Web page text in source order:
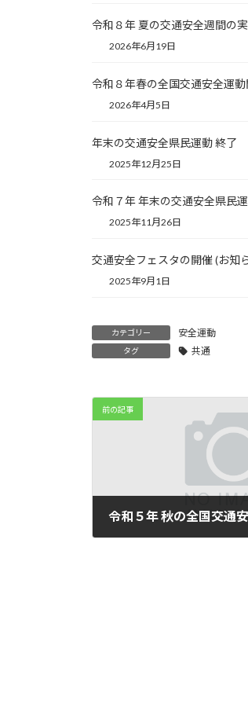
令和８年 夏の交通安全週間の
2026年6月19日
令和８年春の全国交通安全運
2026年4月5日
年末の交通安全県民運動 終了
2025年12月25日
令和７年 年末の交通安全県民
2025年11月26日
交通安全フェスタの開催 (お知
2025年9月1日
カテゴリー 安全運動
タグ 共通
前の記事
令和５年 秋の全国交通